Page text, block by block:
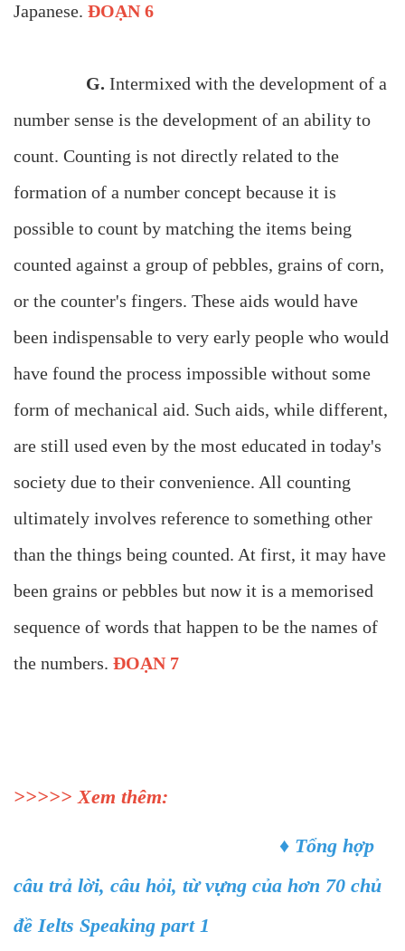
Japanese. ĐOẠN 6
G. Intermixed with the development of a
number sense is the development of an ability to
count. Counting is not directly related to the
formation of a number concept because it is
possible to count by matching the items being
counted against a group of pebbles, grains of corn,
or the counter's fingers. These aids would have
been indispensable to very early people who would
have found the process impossible without some
form of mechanical aid. Such aids, while different,
are still used even by the most educated in today's
society due to their convenience. All counting
ultimately involves reference to something other
than the things being counted. At first, it may have
been grains or pebbles but now it is a memorised
sequence of words that happen to be the names of
the numbers. ĐOẠN 7
>>>>> Xem thêm:
♦ Tổng hợp
câu trả lời, câu hỏi, từ vựng của hơn 70 chủ
đề Ielts Speaking part 1